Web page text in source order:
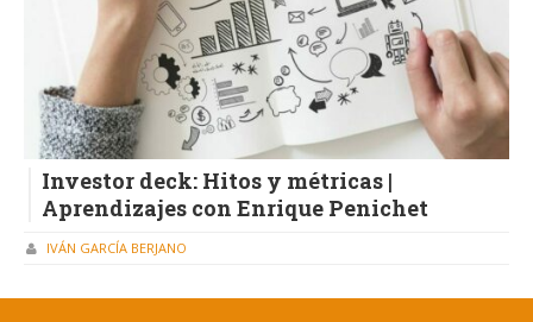
Investor deck: Hitos y métricas |
Aprendizajes con Enrique Penichet
IVÁN GARCÍA BERJANO